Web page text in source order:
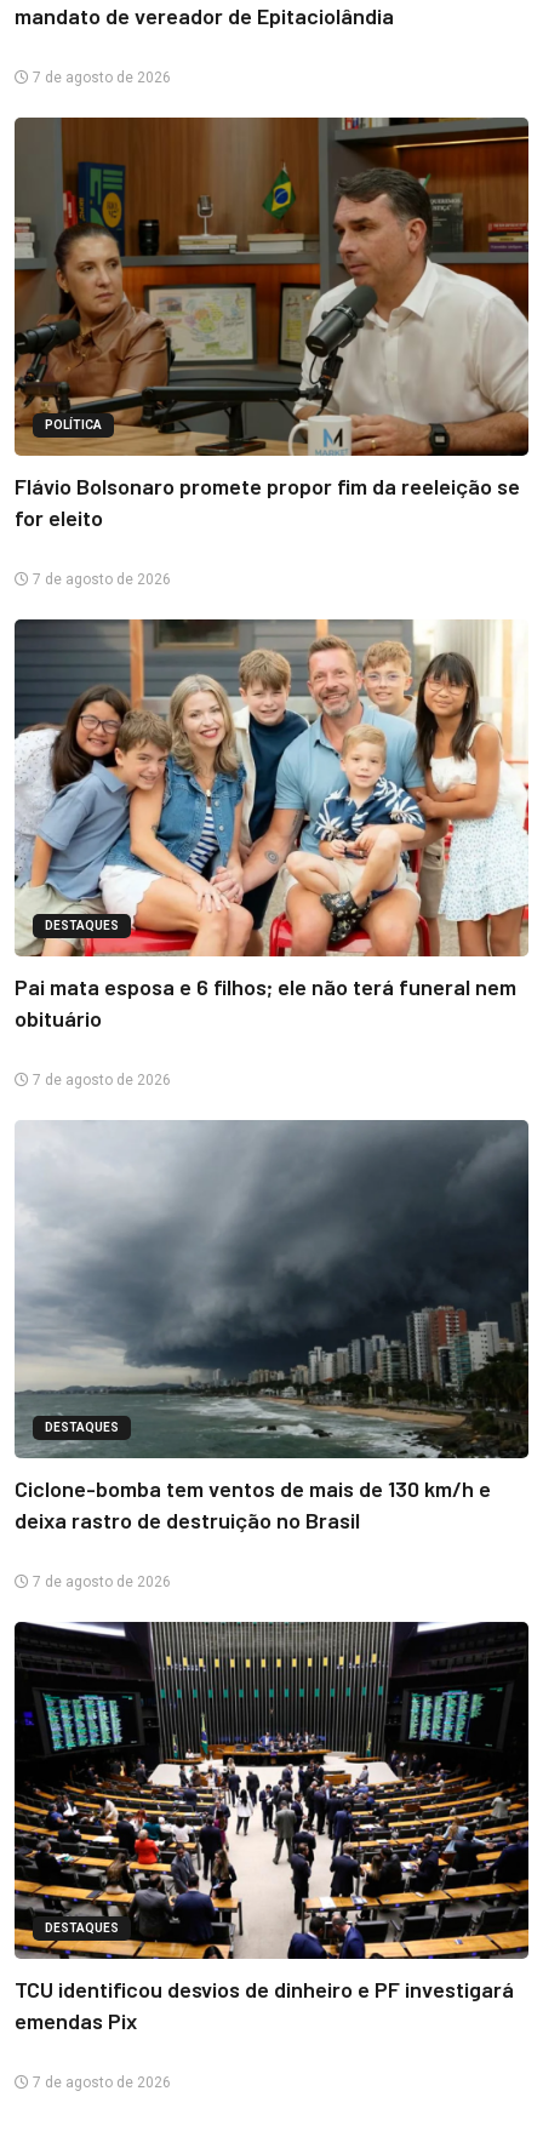
mandato de vereador de Epitaciolândia
7 de agosto de 2026
POLÍTICA
Flávio Bolsonaro promete propor fim da reeleição se
for eleito
7 de agosto de 2026
DESTAQUES
Pai mata esposa e 6 filhos; ele não terá funeral nem
obituário
7 de agosto de 2026
DESTAQUES
Ciclone-bomba tem ventos de mais de 130 km/h e
deixa rastro de destruição no Brasil
7 de agosto de 2026
DESTAQUES
TCU identificou desvios de dinheiro e PF investigará
emendas Pix
7 de agosto de 2026